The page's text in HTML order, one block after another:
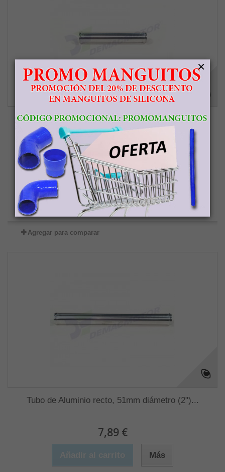
Tubo de Aluminio recto, 76mm diámetro (3")...
7,89 €
Añadir al carrito Más
Agotado
Agregar para comparar
Tubo de Aluminio recto, 51mm diámetro (2")...
7,89 €
Más
×